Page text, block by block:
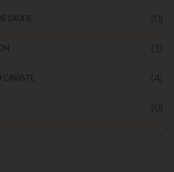
L'AUDE (0)
(1)
CAVISTE (4)
(0)